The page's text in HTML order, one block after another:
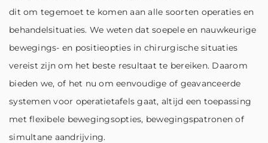
dit om tegemoet te komen aan alle soorten operaties en
behandelsituaties. We weten dat soepele en nauwkeurige
bewegings- en positieopties in chirurgische situaties
vereist zijn om het beste resultaat te bereiken. Daarom
bieden we, of het nu om eenvoudige of geavanceerde
systemen voor operatietafels gaat, altijd een toepassing
met flexibele bewegingsopties, bewegingspatronen of
simultane aandrijving.